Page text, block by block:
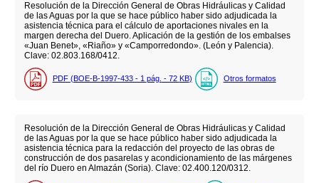
Resolución de la Dirección General de Obras Hidráulicas y Calidad
de las Aguas por la que se hace público haber sido adjudicada la
asistencia técnica para el cálculo de aportaciones nivales en la
margen derecha del Duero. Aplicación de la gestión de los embalses
«Juan Benet», «Riaño» y «Camporredondo». (León y Palencia).
Clave: 02.803.168/0412.
PDF (BOE-B-1997-433 - 1 pág. - 72 KB) Otros formatos
Resolución de la Dirección General de Obras Hidráulicas y Calidad
de las Aguas por la que se hace público haber sido adjudicada la
asistencia técnica para la redacción del proyecto de las obras de
construcción de dos pasarelas y acondicionamiento de las márgenes
del río Duero en Almazán (Soria). Clave: 02.400.120/0312.